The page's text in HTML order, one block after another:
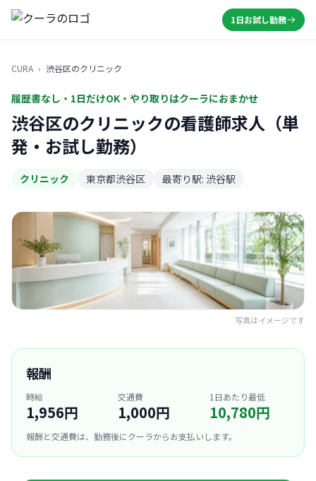
1日お試し勤務
CURA › 渋谷区のクリニック
履歴書なし・1日だけOK・やり取りはクーラにおまかせ
渋谷区のクリニックの看護師求人（単
発・お試し勤務）
クリニック 東京都渋谷区 最寄り駅: 渋谷駅
写真はイメージです
報酬
時給
1,956円
交通費
1,000円
1日あたり最低
10,780円
報酬と交通費は、勤務後にクーラからお支払いします。